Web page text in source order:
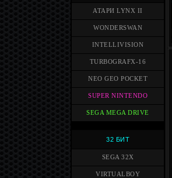
АТАРИ LYNX II
WONDERSWAN
INTELLIVISION
TURBOGRAFX-16
NEO GEO POCKET
SUPER NINTENDO
SEGA MEGA DRIVE
32 БИТ
SEGA 32X
VIRTUALBOY